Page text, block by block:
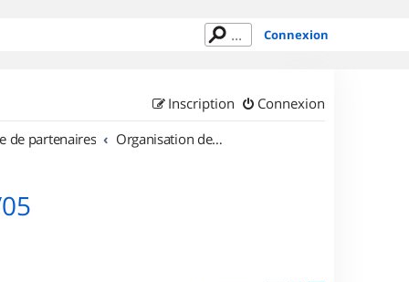
Connexion
Connexion
Inscription
de partenaires Organisation de sorties en région Provence Alpes Côte d'Azur